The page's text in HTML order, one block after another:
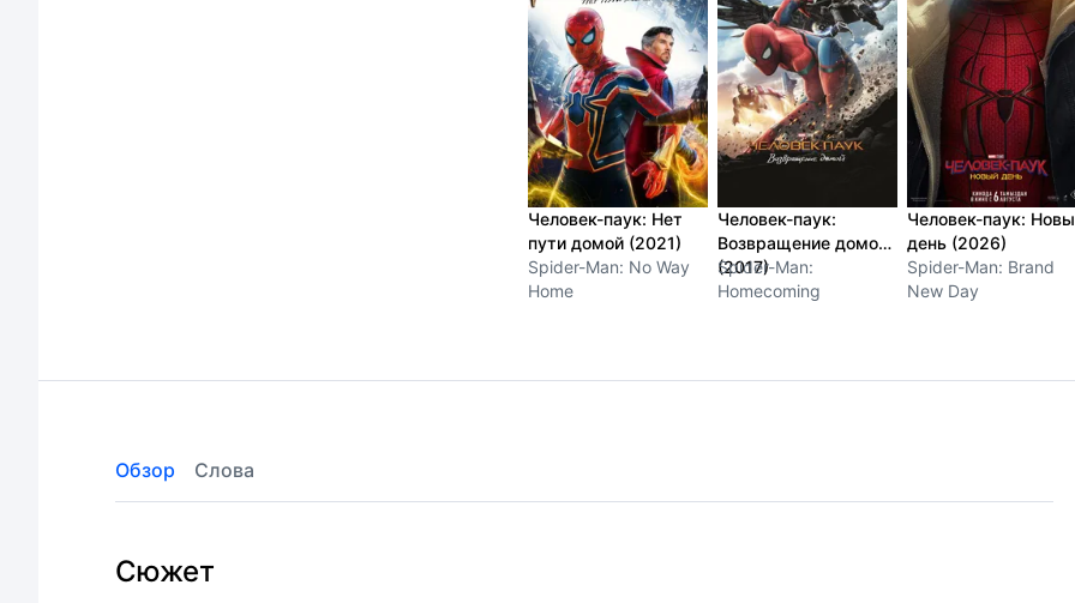
Человек-паук: Нет
пути домой (2021)
Spider-Man: No Way
Home
Человек-паук:
Возвращение домой
(2017)
Spider-Man:
Homecoming
Человек-паук:
день (2026)
Spider-Man: Brand
New Day
Обзор Слова
Сюжет